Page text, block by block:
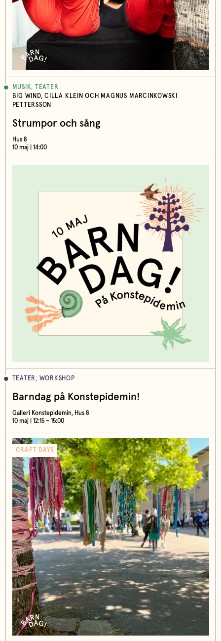
MUSIK, TEATER
BIG WIND, CILLA KLEIN OCH MAGNUS MARCINKOWSKI
PETTERSSON
Strumpor och sång
Hus 8
10 maj | 14:00
TEATER, WORKSHOP
Barndag på Konstepidemin!
Galleri Konstepidemin, Hus 8
10 maj | 12:15 – 15:00
CRAFT DAYS